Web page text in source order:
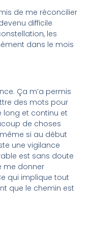
de me réconcilier
difficile
les
dans le mois
Ça m’a permis
des mots pour
long et continu et
de choses
si au début
une vigilance
est sans doute
me donner
qui implique tout
que le chemin est